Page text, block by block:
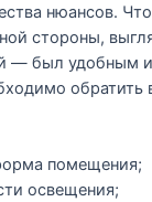
нюансов.
стороны,
— был удобным
обратить
помещения;
освещения;